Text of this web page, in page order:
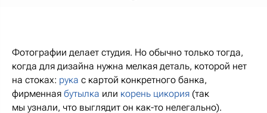
Фотографии делает студия. Но обычно только тогда,
когда для дизайна нужна мелкая деталь, которой нет
на стоках: рука с картой конкретного банка,
фирменная бутылка или корень цикория (так
мы узнали, что выглядит он как-то нелегально).